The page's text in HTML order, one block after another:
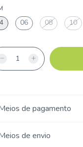
06 08 10
de pagamento
de envio